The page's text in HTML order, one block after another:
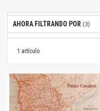
1 artículo
AHORA FILTRANDO POR